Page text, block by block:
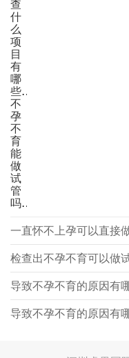
查
什
么
项
目
有
哪
些？
不
孕
不
育
能
做
试
管
吗？
一直怀不上孕可以直接
导致不孕不育的原因有
导致不孕不育的原因有